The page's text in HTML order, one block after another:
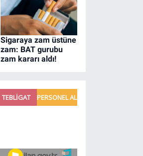
Sigaraya zam üstüne
zam: BAT gurubu
zam kararı aldı!